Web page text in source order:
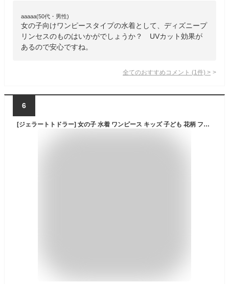
aaaaa(50代・男性)
女の子向けワンピースタイプの水着として、ディズニープ
リンセスのものはいかがでしょうか？ UVカット効果が
あるので安心ですね。
全てのおすすめコメント (1 件) >
6
[ジェラートトドラー] 女の子 水着 ワンピース キッズ 子ども 花柄 フリル スイムキャップ付き : Bラベンダー 110cm